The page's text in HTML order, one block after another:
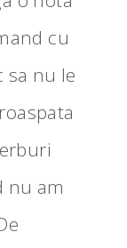
cu
sa nu le
nu am